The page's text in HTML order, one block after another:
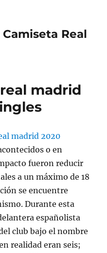
Real
madrid
o en
fueron reducir
a un máximo de 18
se encuentre
Durante esta
españolista
club bajo el nombre
realidad eran seis;